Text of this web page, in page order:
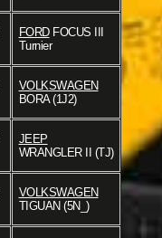
FORDFOCUS III
Turnier
VOLKSWAGEN
BORA (1J2)
JEEP
WRANGLER II (TJ)
VOLKSWAGEN
TIGUAN (5N_)